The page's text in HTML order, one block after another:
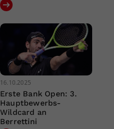
16.10.2025
Erste Bank Open: 3.
Hauptbewerbs-
Wildcard an
Berrettini